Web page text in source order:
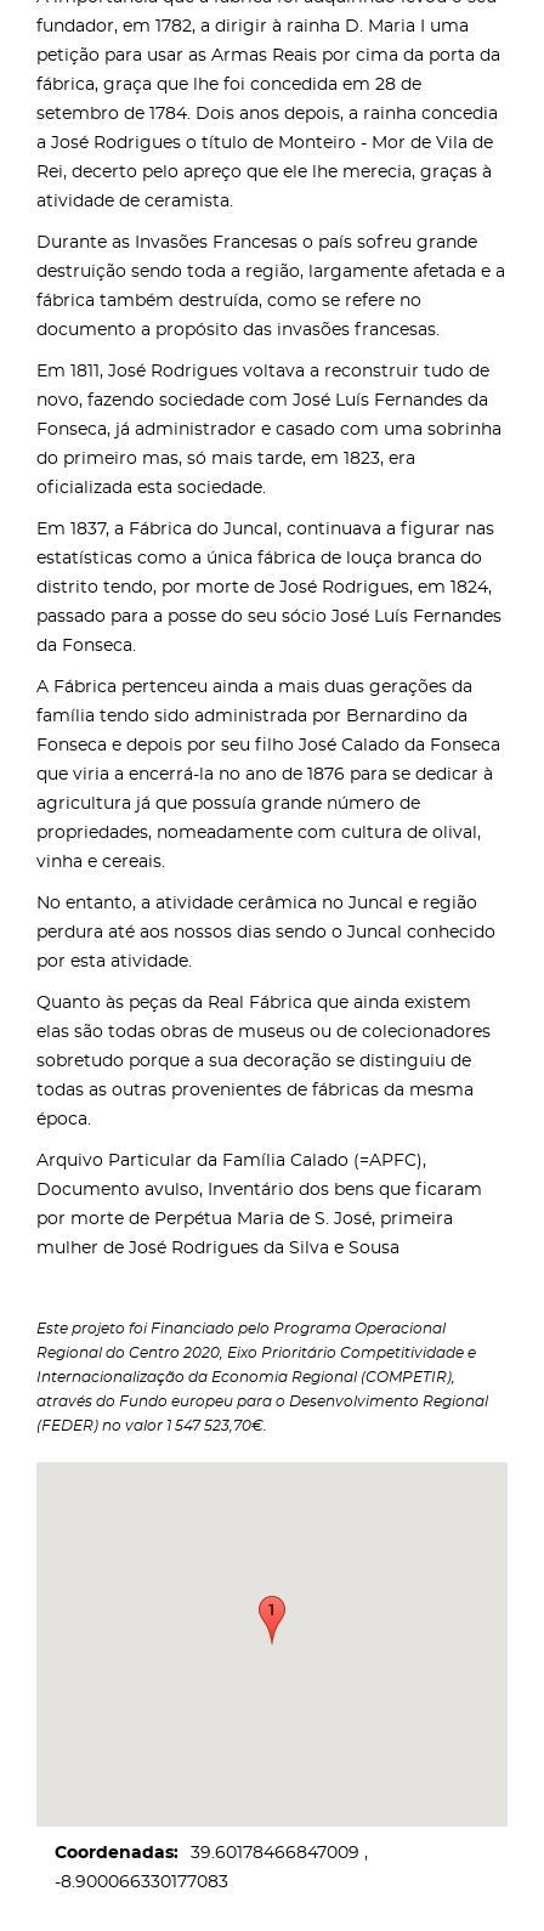
fundador, em 1782, a dirigir à rainha D. Maria I uma
petição para usar as Armas Reais por cima da porta da
fábrica, graça que lhe foi concedida em 28 de
setembro de 1784. Dois anos depois, a rainha concedia
a José Rodrigues o título de Monteiro - Mor de Vila de
Rei, decerto pelo apreço que ele lhe merecia, graças à
atividade de ceramista.
Durante as Invasões Francesas o país sofreu grande
destruição sendo toda a região, largamente afetada e a
fábrica também destruída, como se refere no
documento a propósito das invasões francesas.
Em 1811, José Rodrigues voltava a reconstruir tudo de
novo, fazendo sociedade com José Luís Fernandes da
Fonseca, já administrador e casado com uma sobrinha
do primeiro mas, só mais tarde, em 1823, era
oficializada esta sociedade.
Em 1837, a Fábrica do Juncal, continuava a figurar nas
estatísticas como a única fábrica de louça branca do
distrito tendo, por morte de José Rodrigues, em 1824,
passado para a posse do seu sócio José Luís Fernandes
da Fonseca.
A Fábrica pertenceu ainda a mais duas gerações da
família tendo sido administrada por Bernardino da
Fonseca e depois por seu filho José Calado da Fonseca
que viria a encerrá-la no ano de 1876 para se dedicar à
agricultura já que possuía grande número de
propriedades, nomeadamente com cultura de olival,
vinha e cereais.
No entanto, a atividade cerâmica no Juncal e região
perdura até aos nossos dias sendo o Juncal conhecido
por esta atividade.
Quanto às peças da Real Fábrica que ainda existem
elas são todas obras de museus ou de colecionadores
sobretudo porque a sua decoração se distinguiu de
todas as outras provenientes de fábricas da mesma
época.
Arquivo Particular da Família Calado (=APFC),
Documento avulso, Inventário dos bens que ficaram
por morte de Perpétua Maria de S. José, primeira
mulher de José Rodrigues da Silva e Sousa
Este projeto foi Financiado pelo Programa Operacional
Regional do Centro 2020, Eixo Prioritário Competitividade e
Internacionalização da Economia Regional (COMPETIR),
através do Fundo europeu para o Desenvolvimento Regional
(FEDER) no valor 1 547 523,70€.
Coordenadas
39.60178466847009
-8.900066330177083